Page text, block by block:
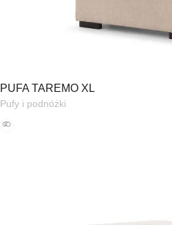
PUFA TAREMO XL
Pufy i podnóżki